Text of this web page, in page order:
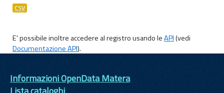
CSV
E' possibile inoltre accedere al registro usando leAPI(vedi
Documentazione API).
Informazioni OpenData Matera